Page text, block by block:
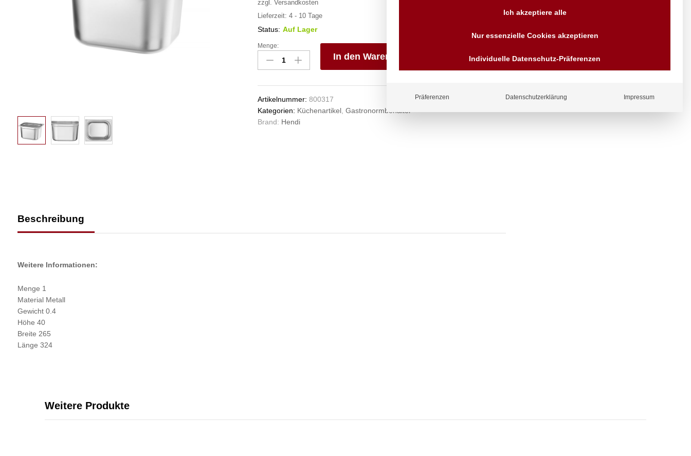
zzgl. Versandkosten
Lieferzeit: 4 - 10 Tage
Status: Auf Lager
Gastronorm-
Behälter
1/2,
Line,
GN
1/2,
Menge:
In den Warenkorb
Vergl
Artikelnummer: 800317
Kategorien: Küchenartikel, Gastronormbehälter
Brand: Hendi
Beschreibung
Weitere Informationen:
Menge 1
Material Metall
Gewicht 0.4
Höhe 40
Breite 265
Länge 324
Anfragen
Wir sind seit über 40 Jahren
für Sie da
Vorrauskasse Paypal,
Kreditkarte, Direkt
Weitere Produkte
Ich akzeptiere alle
Nur essenzielle Cookies akzeptieren
Individuelle Datenschutz-Präferenzen
Präferenzen Datenschutzerklärung Impressum